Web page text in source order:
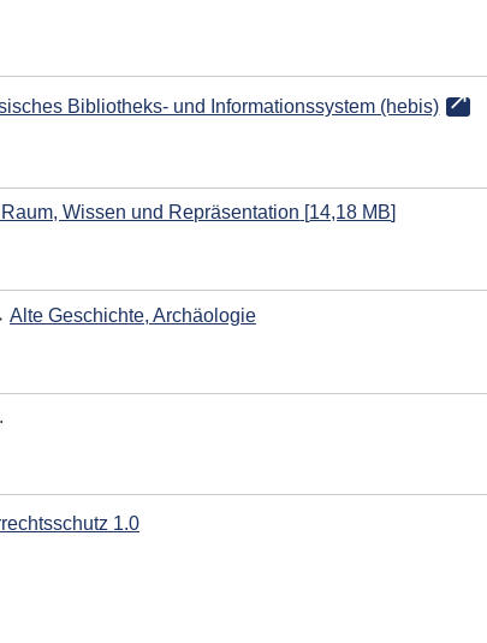
Bibliotheks- und Informationssystem (hebis)
Wissen und Repräsentation [14,18 MB]
Alte Geschichte, Archäologie
1.0